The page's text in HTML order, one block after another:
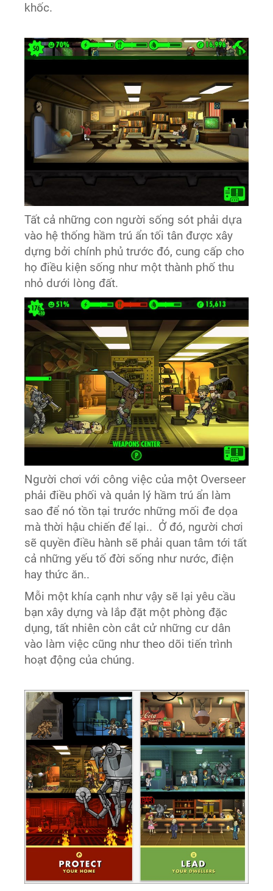
khốc.
Tất cả những con người sống sót phải dựa
vào hệ thống hầm trú ẩn tối tân được xây
dựng bởi chính phủ trước đó, cung cấp cho
họ điều kiện sống như một thành phố thu
nhỏ dưới lòng đất.
Người chơi với công việc của một Overseer
phải điều phối và quản lý hầm trú ẩn làm
sao để nó tồn tại trước những mối đe dọa
mà thời hậu chiến để lại.. ​ Ở đó, người chơi
sẽ quyền điều hành sẽ phải quan tâm tới tất
cả những yếu tố đời sống như nước, điện
hay thức ăn..
Mỗi một khía cạnh như vậy sẽ lại yêu cầu
bạn xây dựng và lắp đặt một phòng đặc
dụng, tất nhiên còn cắt cử những cư dân
vào làm việc cũng như theo dõi tiến trình
hoạt động của chúng. ​ ​